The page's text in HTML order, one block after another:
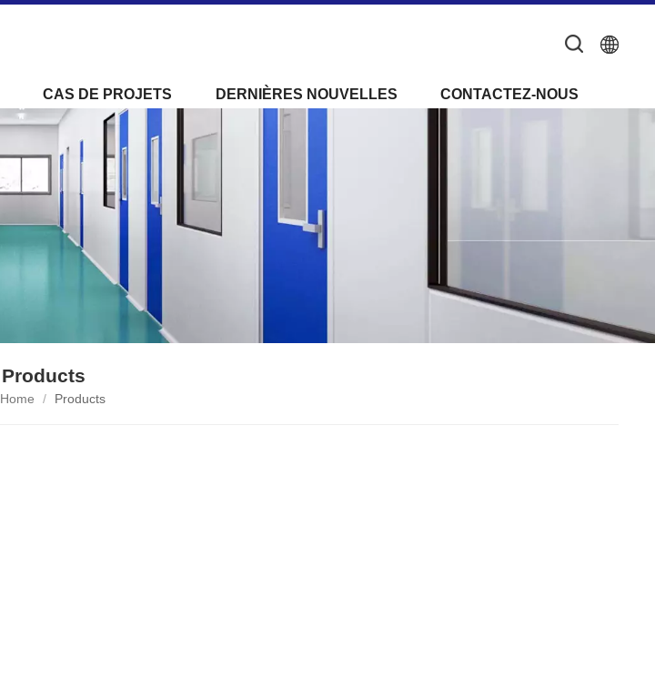
CAS DE PROJETS DERNIÈRES NOUVELLES CONTACTEZ-NOUS
Products
Home / Products